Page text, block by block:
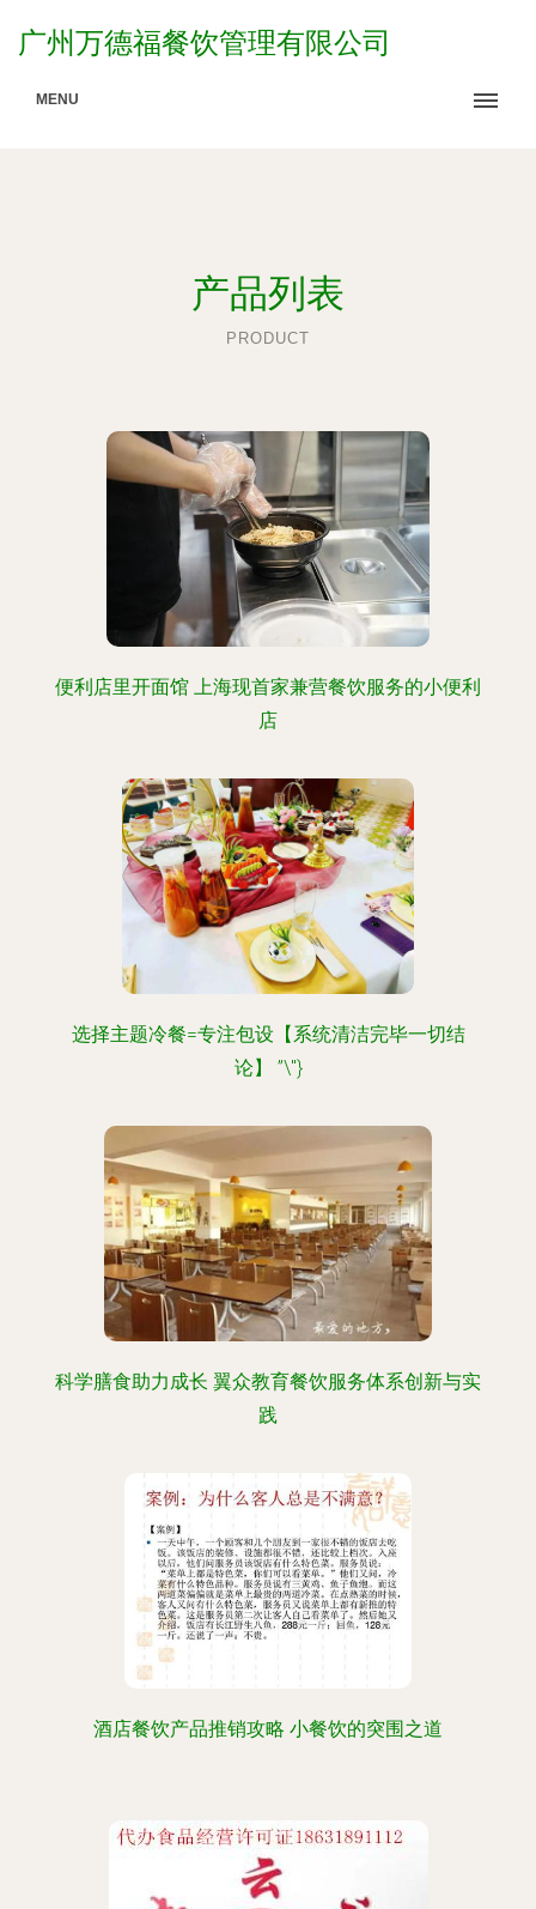
广州万德福餐饮管理有限公司
MENU
产品列表
PRODUCT
便利店里开面馆 上海现首家兼营餐饮服务的小便利
店
选择主题冷餐=专注包设【系统清洁完毕一切结
论】 ”\"}
科学膳食助力成长 翼众教育餐饮服务体系创新与实
践
酒店餐饮产品推销攻略 小餐饮的突围之道